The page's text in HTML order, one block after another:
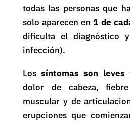
todas las personas que
solo aparecen en1 de
dificulta el diagnóstico
infección).
Lossíntomas son leves
dolor de cabeza,
muscular y de
erupciones que